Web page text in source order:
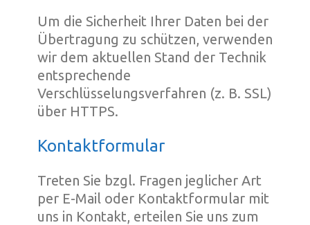
Um die Sicherheit Ihrer Daten bei der
Übertragung zu schützen, verwenden
wir dem aktuellen Stand der Technik
entsprechende
Verschlüsselungsverfahren (z. B. SSL)
über HTTPS.
Kontaktformular
Treten Sie bzgl. Fragen jeglicher Art
per E-Mail oder Kontaktformular mit
uns in Kontakt, erteilen Sie uns zum